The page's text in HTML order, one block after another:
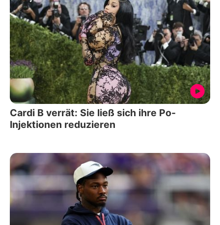
Cardi B verrät: Sie ließ sich ihre Po-
Injektionen reduzieren